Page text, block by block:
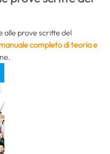
alle prove scritte del
completo di teoria e